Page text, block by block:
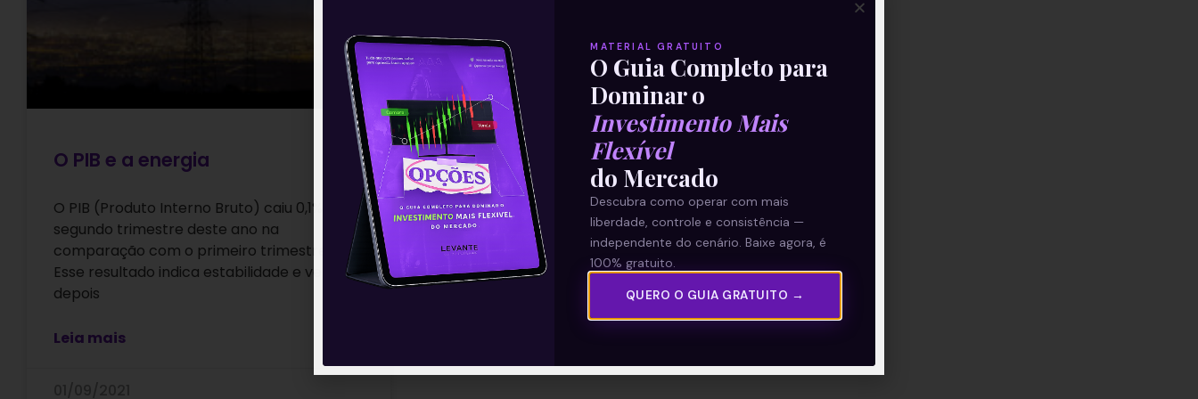
O PIB e a energia
O PIB (Produto Interno Bruto) caiu 0,1% no
segundo trimestre deste ano na
comparação com o primeiro trimestre.
Esse resultado indica estabilidade e vem
depois
Leia mais
MATERIAL GRATUITO
O Guia Completo para
Dominar o
Investimento Mais
Flexível
do Mercado
Descubra como operar com mais
liberdade, controle e consistência —
independente do cenário. Baixe agora, é
100% gratuito.
QUERO O GUIA GRATUITO →